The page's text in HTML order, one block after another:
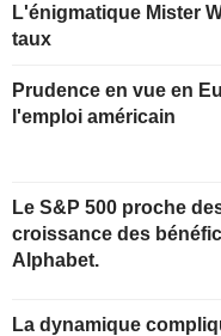
L'énigmatique Mister
taux
Prudence en vue en
l'emploi américain
Le S&P 500 proche
croissance des
Alphabet.
La dynamique